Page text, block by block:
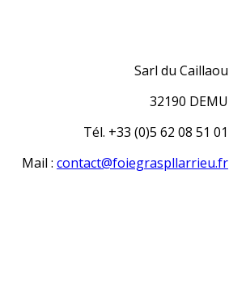
Sarl du Caillaou
32190 DEMU
Tél. +33 (0)5 62 08 51 01
Mail : contact@foiegraspllarrieu.fr